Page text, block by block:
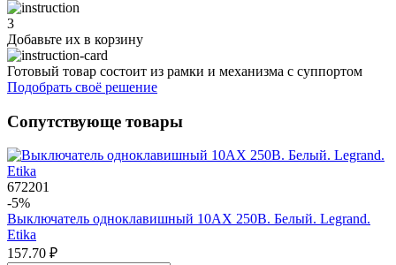
3
Добавьте их в корзину
Готовый товар состоит из рамки и механизма с суппортом
Подобрать своё решение
Сопутствующе товары
672201
-5%
Выключатель одноклавишный 10AX 250В. Белый. Legrand.
Etika
157.70 ₽